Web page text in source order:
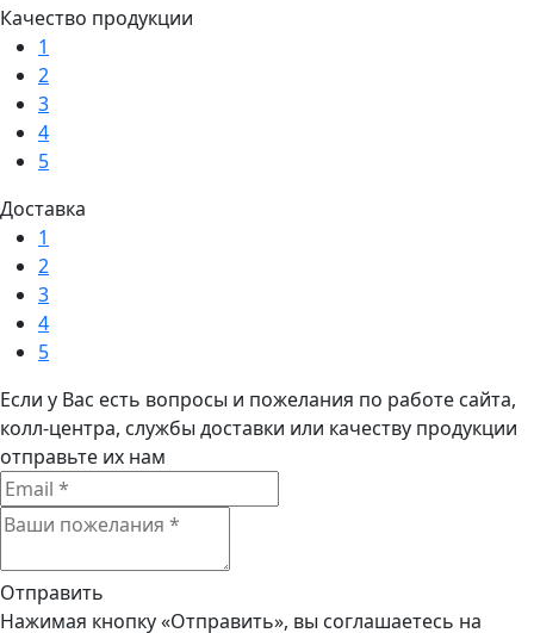
Качество продукции
1
2
3
4
5
Доставка
1
2
3
4
5
Если у Вас есть вопросы и пожелания по работе сайта,
колл-центра, службы доставки или качеству продукции
отправьте их нам
Отправить
Нажимая кнопку «Отправить», вы соглашаетесь на